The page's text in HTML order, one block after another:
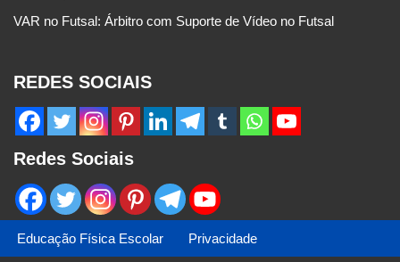
VAR no Futsal: Árbitro com Suporte de Vídeo no Futsal
REDES SOCIAIS
Redes Sociais
Educação Física Escolar Privacidade